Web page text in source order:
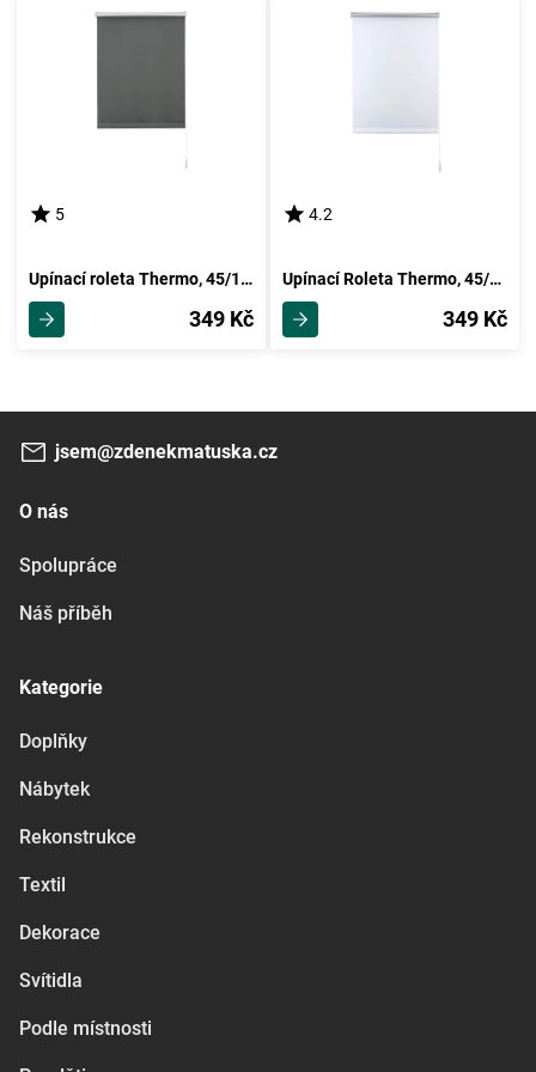
5
Upínací roleta Thermo, 45/150cm, Břidlicová
349 Kč
4.2
Upínací Roleta Thermo, 45/150cm, Bílá
349 Kč
jsem@zdenekmatuska.cz
O nás
Spolupráce
Náš příběh
Kategorie
Doplňky
Nábytek
Rekonstrukce
Textil
Dekorace
Svítidla
Podle místnosti